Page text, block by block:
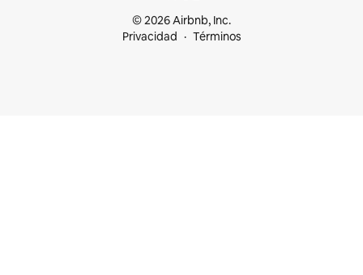
© 2026 Airbnb, Inc.
Privacidad
Términos